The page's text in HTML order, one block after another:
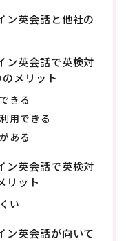
ン英会話と他社の
ン英会話で英検対
メリット
きる
用できる
ある
ン英会話で英検対
リット
い
ン英会話が向いて